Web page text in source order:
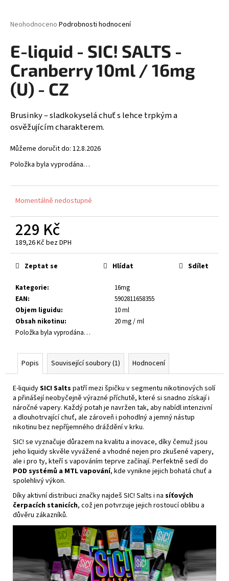
Průměrné
produktu
je
0,0
z
5
hvězdiček.
Neohodnoceno Podrobnosti hodnocení
E-liquid - SIC! SALTS -
Cranberry 10ml / 16mg
(U) - CZ
Brusinky – sladkokyselá chuť s lehce trpkým a
osvěžujícím charakterem.
Můžeme doručit do: 12.8.2026
Položka byla vyprodána…
Momentálně nedostupné
229 Kč
189,26 Kč bez DPH
Měrná
cena:
Kategorie:
16mg
EAN:
5902811658355
Objem liguidu:
10 ml
Obsah nikotinu:
20 mg / ml
Položka byla vyprodána…
Zeptat se Hlídat Sdílet
Popis Související soubory (1) Hodnocení
E-liquidySIC! Salts patří mezi špičku v segmentu nikotinových solí
a přinášejí neobyčejně výrazné příchutě, které si snadno získají i
náročné vapery. Každý potah je navržen tak, aby nabídl intenzivní
a dlouhotrvající chuť, ale zároveň i pohodlný a jemný nástup
nikotinu bez nepříjemného dráždění v krku.
SIC! se vyznačuje důrazem na kvalitu a inovace, díky čemuž jsou
jeho liquidy skvěle vyvážené a vhodné nejen pro zkušené vapery,
ale i pro ty, kteří s vapováním teprve začínají. Perfektně sedí do
POD systémů a MTL vapování, kde vynikne jejich bohatá chuť a
spolehlivývýkon.
Díky aktivní distribuci značky najdeš SIC! Salts i na síťových
čerpacích stanicích, což jen potvrzuje jejich rostoucí oblibu a
důvěru zákazníků.
j
t
?
HLEDAT
D
p
o
u
u
j
E-
LIQUID
COFFEE
TOBACCO
20MG
229
Kč